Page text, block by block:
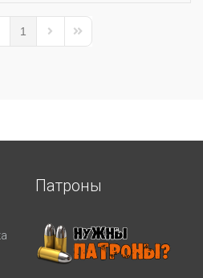
Page
1
Next PageLast Page
Патроны